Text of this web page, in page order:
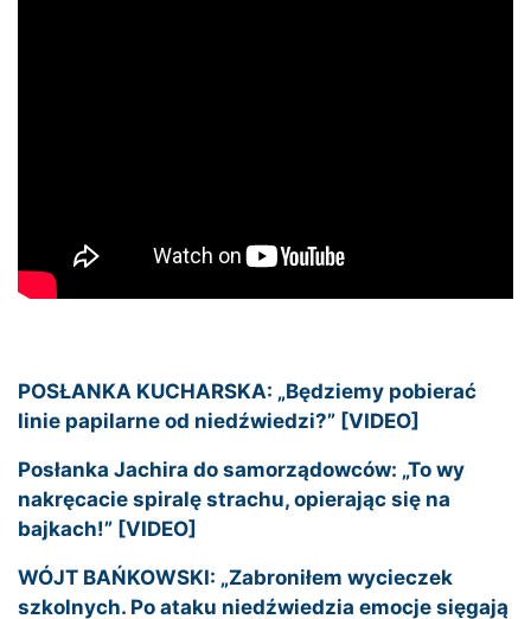
POSŁANKA KUCHARSKA: „Będziemy pobierać
linie papilarne od niedźwiedzi?” [VIDEO]
Posłanka Jachira do samorządowców: „To wy
nakręcacie spiralę strachu, opierając się na
bajkach!” [VIDEO]
WÓJT BAŃKOWSKI: „Zabroniłem wycieczek
szkolnych. Po ataku niedźwiedzia emocje sięgają